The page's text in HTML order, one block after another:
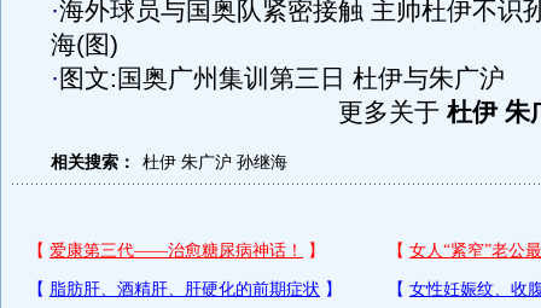
·海外球员与国奥队紧密接触 主帅杜伊不识
海(图)
· 图文:国奥广州集训第三日 杜伊与朱广沪
更多关于 杜伊 朱
相关搜索： 杜伊 朱广沪 孙继海